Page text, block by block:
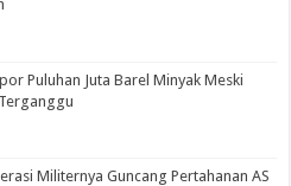
Puluhan Juta Barel Minyak Meski
Militernya Guncang Pertahanan AS